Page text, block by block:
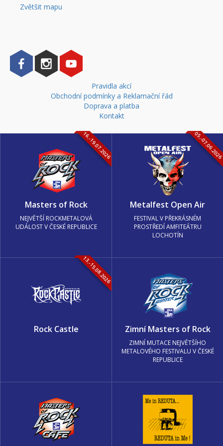
Zvětšit mapu
Pravidla akcí
Obchodní podmínky a Reklamační řád
Doprava a platba
Kontakt
16.-19.07.2026
Masters of Rock
NEJVĚTŠÍ ROCKMETALOVÁ
UDÁLOST V ČESKÉ REPUBLICE
05.-
Metalfest Open Air
FESTIVAL V PŘEKRÁSNÉM
PROSTŘEDÍ AMFITEÁTRU
LOCHOTÍN
13.-15.08.2026
Rock Castle Zimní Masters of Rock
ZIMNÍ MUTACE NEJVĚTŠÍHO
METALOVÉHO FESTIVALU V ČESKÉ
REPUBLICE